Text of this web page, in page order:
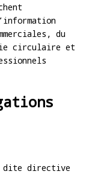
du
circulaire et
dite directive